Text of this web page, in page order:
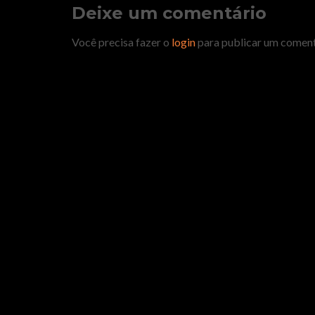
Deixe um comentário
Você precisa fazer o loginpara publicar um